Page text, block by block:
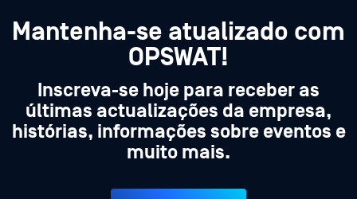
Mantenha-se atualizado com
OPSWAT!
Inscreva-se hoje para receber as
últimas actualizações da empresa,
histórias, informações sobre eventos e
muito mais.